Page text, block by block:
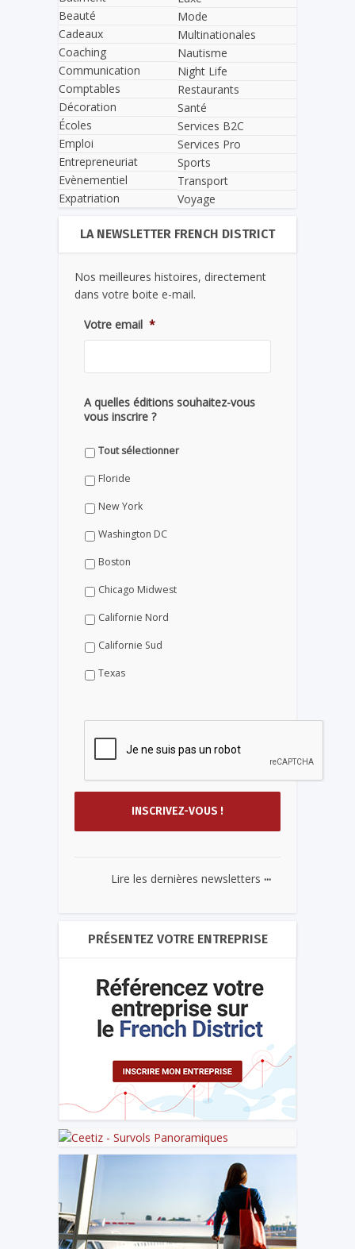
Beauté
Cadeaux
Coaching
Communication
Comptables
Décoration
Écoles
Emploi
Entrepreneuriat
Evènementiel
Expatriation
Mode
Multinationales
Nautisme
Night Life
Restaurants
Santé
Services B2C
Services Pro
Sports
Transport
Voyage
LA NEWSLETTER FRENCH DISTRICT
Nos meilleures histoires, directement
dans votre boite e-mail.
Votre email *
A quelles éditions souhaitez-vous
vous inscrire ?
Tout sélectionner
Floride
New York
Washington DC
Boston
Chicago Midwest
Californie Nord
Californie Sud
Texas
Lire les dernières newsletters ...
PRÉSENTEZ VOTRE ENTREPRISE